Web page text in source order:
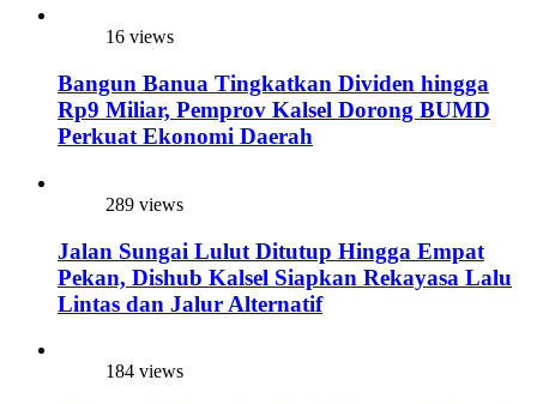
16 views
Bangun Banua Tingkatkan Dividen hingga
Rp9 Miliar, Pemprov Kalsel Dorong BUMD
Perkuat Ekonomi Daerah
289 views
Jalan Sungai Lulut Ditutup Hingga Empat
Pekan, Dishub Kalsel Siapkan Rekayasa Lalu
Lintas dan Jalur Alternatif
184 views